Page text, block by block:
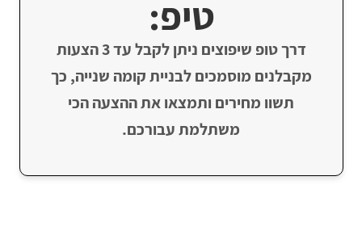
טיפ:
דרך טופ שיפוצים ניתן לקבל עד 3 הצעות
מקבלנים מוסמכים לבניית קומה שנייה, כך
תשוו מחירים ותמצאו את ההצעה הכי
משתלמת עבורכם.